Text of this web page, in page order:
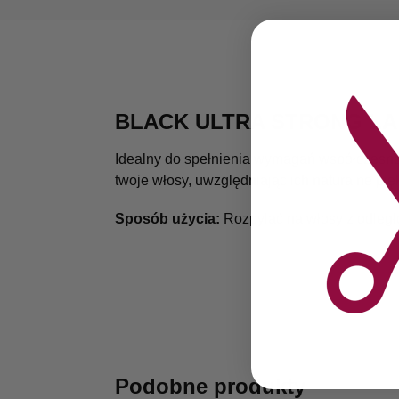
BLACK ULTRA STRONG
Idealny do spełnienia wymagań
twoje włosy, uwzględniając ich naturalne
Sposób użycia: Rozpylać na włosy z
Podobne produkty